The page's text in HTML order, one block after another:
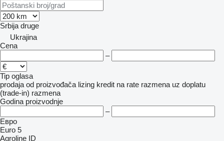
Srbija druge
Ukrajina
Cena
–
Tip oglasa
prodaja od proizvođača lizing kredit na rate razmena uz doplatu
(trade-in) razmena
Godina proizvodnje
–
Евро
Euro 5
Agroline ID